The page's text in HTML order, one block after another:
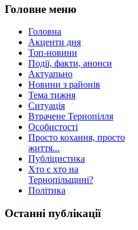
Головне меню
Головна
Акценти дня
Топ-новини
Події, факти, анонси
Актуапьно
Новини з районів
Тема тижня
Ситуація
Втрачене Тернопілля
Особистості
Просто кохання, просто
життя...
Публіцистика
Хто є хто на
Тернопільщині?
Політика
Останні публікації